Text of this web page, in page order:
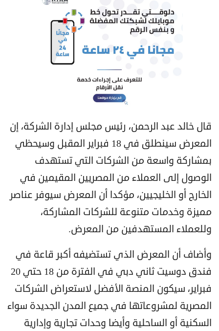
قال خالد عبد الرحمن، رئيس مجلس إدارة الشركة، إن
المعرض سينطلق في 18 فبراير المقبل وسيحظي
بمشاركة واسعة من الشركات التي تستهدف
الوصول إلى العملاء من المصريين المقيمين في
الخارج أو الخليجيين، مؤكدا أن المعرض سيوفر عناصر
مميزة وخدمات متنوعة للشركات المشاركة،
وللعملاء المستهدفين من المعرض.
وأضاف أن المعرض الذي تستضيفه أكبر قاعة في
فندق دوسيت ثاني دبي في الفترة من 18 حتي 20
فبراير، سيكون المنصة الأفضل لاستعراض الشركات
المصرية لمشروعاتها في جميع المدن الجديدة سواء
السكنية أو الساحلية وأيضا وحدات تجارية وإدارية